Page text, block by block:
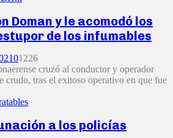
Doman y le acomodó los
de los infumables
01226
cruzó al conductor y operador
crudo, tras el exitoso operativo en que fue
a los policías